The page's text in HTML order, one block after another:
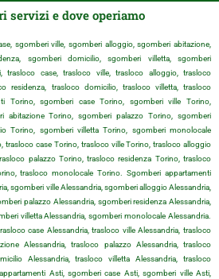
servizi e dove operiamo
sgomberi ville, sgomberi alloggio, sgomberi abitazione,
sgomberi domicilio, sgomberi villetta, sgomberi
trasloco case, trasloco ville, trasloco alloggio, trasloco
residenza, trasloco domicilio, trasloco villetta, trasloco
Torino, sgomberi case Torino, sgomberi ville Torino,
abitazione Torino, sgomberi palazzo Torino, sgomberi
Torino, sgomberi villetta Torino, sgomberi monolocale
trasloco case Torino, trasloco ville Torino, trasloco alloggio
palazzo Torino, trasloco residenza Torino, trasloco
trasloco monolocale Torino. Sgomberi appartamenti
sgomberi ville Alessandria, sgomberi alloggio Alessandria,
palazzo Alessandria, sgomberi residenza Alessandria,
villetta Alessandria, sgomberi monolocale Alessandria.
case Alessandria, trasloco ville Alessandria, trasloco
Alessandria, trasloco palazzo Alessandria, trasloco
Alessandria, trasloco villetta Alessandria, trasloco
Asti, sgomberi case Asti, sgomberi ville Asti,